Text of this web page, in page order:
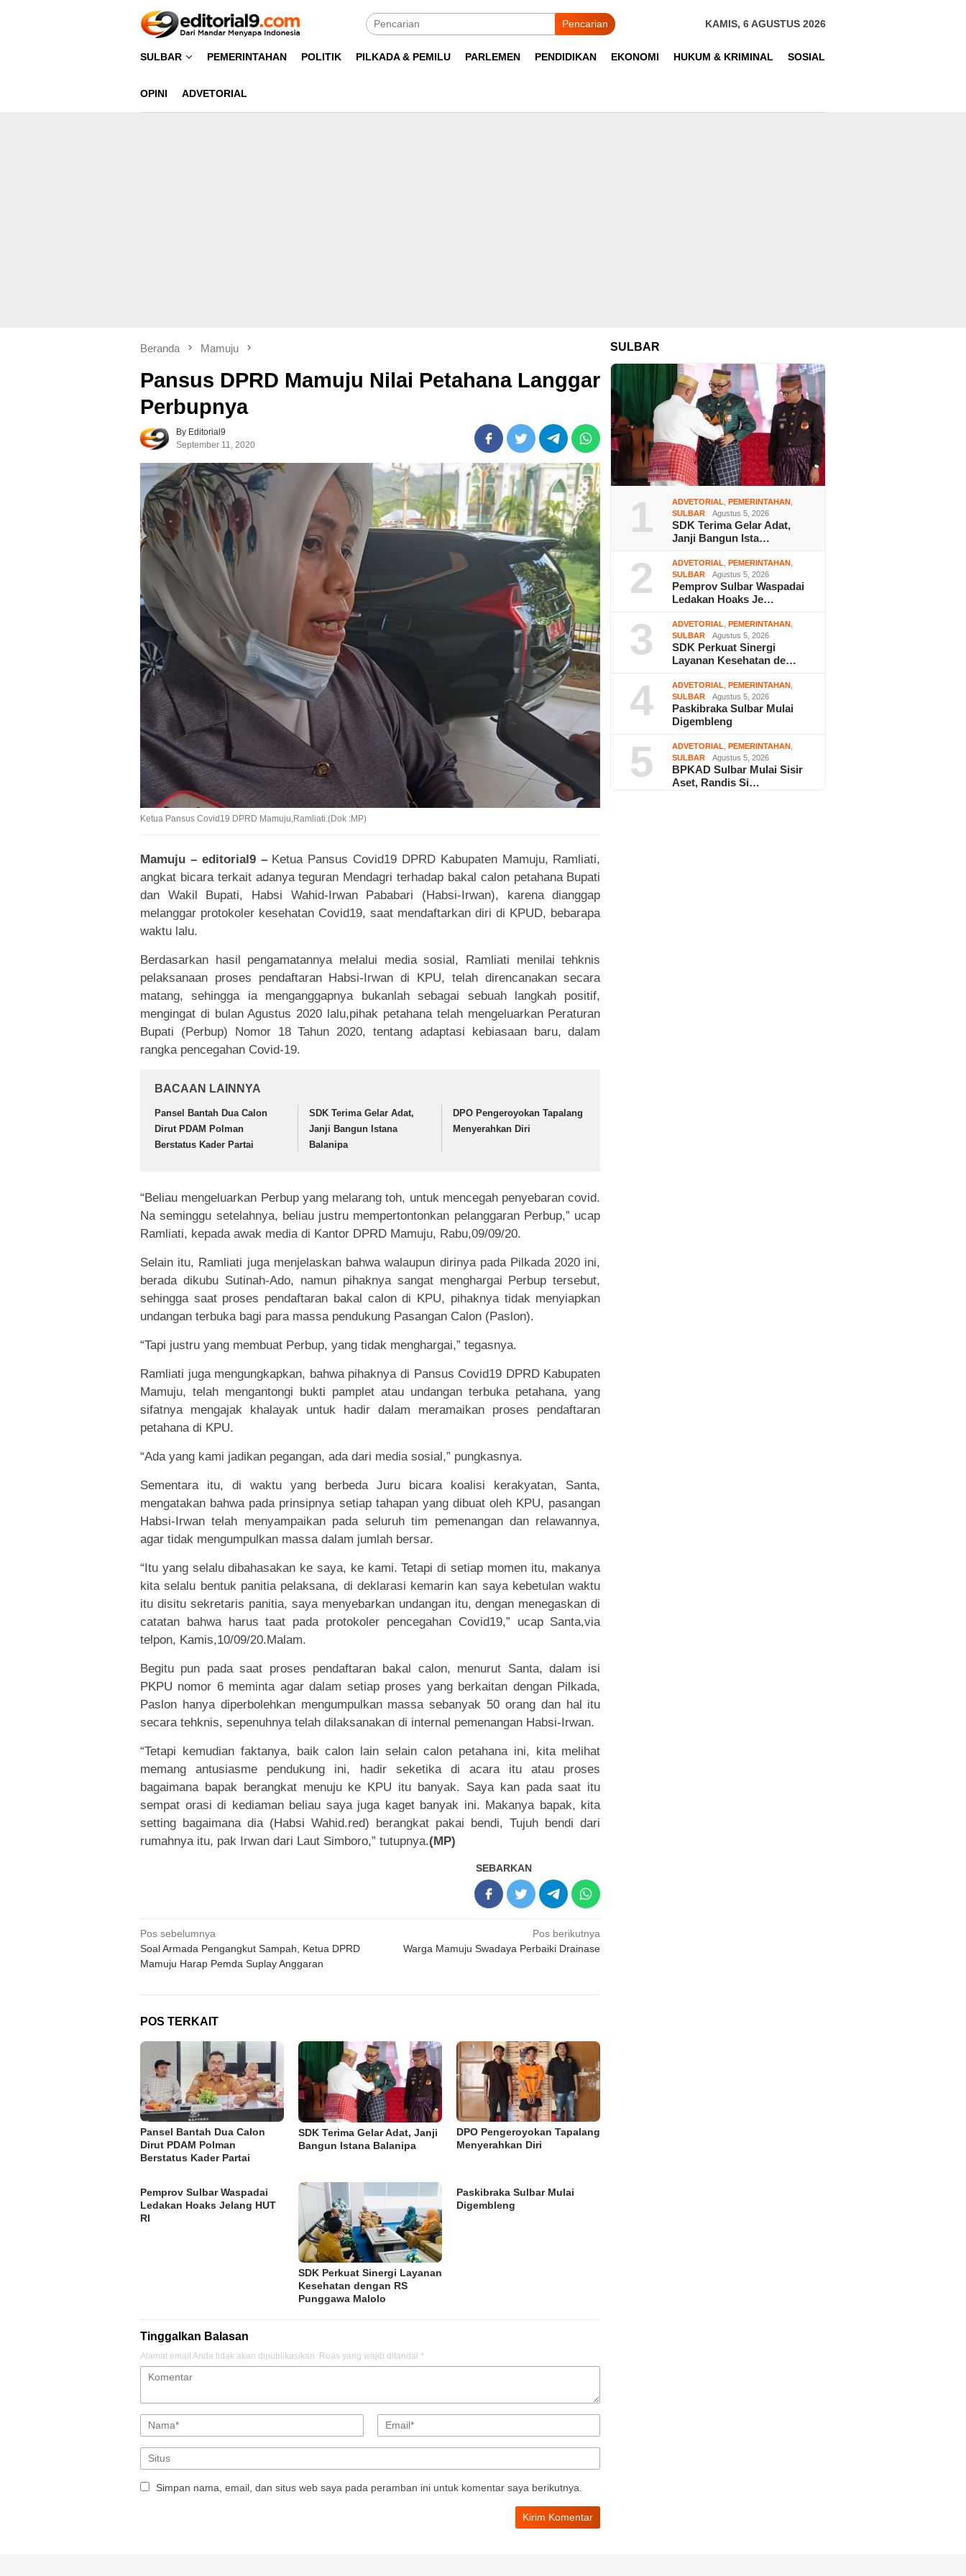
Pencarian KAMIS, 6 AGUSTUS 2026
SULBAR PEMERINTAHAN POLITIK PILKADA & PEMILU PARLEMEN PENDIDIKAN EKONOMI HUKUM & KRIMINAL SOSIAL
OPINI ADVETORIAL
Beranda Mamuju
Pansus DPRD Mamuju Nilai Petahana Langgar
Perbupnya
By Editorial9
September 11, 2020
Ketua Pansus Covid19 DPRD Mamuju,Ramliati.(Dok :MP)
Mamuju – editorial9 –Ketua Pansus Covid19 DPRD Kabupaten Mamuju, Ramliati,
angkat bicara terkait adanya teguran Mendagri terhadap bakal calon petahana Bupati
dan Wakil Bupati, Habsi Wahid-Irwan Pababari (Habsi-Irwan), karena dianggap
melanggar protokoler kesehatan Covid19, saat mendaftarkan diri di KPUD, bebarapa
waktu lalu.
Berdasarkan hasil pengamatannya melalui media sosial, Ramliati menilai tehknis
pelaksanaan proses pendaftaran Habsi-Irwan di KPU, telah direncanakan secara
matang, sehingga ia menganggapnya bukanlah sebagai sebuah langkah positif,
mengingat di bulan Agustus 2020 lalu,pihak petahana telah mengeluarkan Peraturan
Bupati (Perbup) Nomor 18 Tahun 2020, tentang adaptasi kebiasaan baru, dalam
rangka pencegahan Covid-19.
BACAAN LAINNYA
Pansel Bantah Dua Calon
Dirut PDAM Polman
Berstatus Kader Partai
SDK Terima Gelar Adat,
Janji Bangun Istana
Balanipa
DPO Pengeroyokan Tapalang
Menyerahkan Diri
“Beliau mengeluarkan Perbup yang melarang toh, untuk mencegah penyebaran covid.
Na seminggu setelahnya, beliau justru mempertontonkan pelanggaran Perbup,” ucap
Ramliati, kepada awak media di Kantor DPRD Mamuju, Rabu,09/09/20.
Selain itu, Ramliati juga menjelaskan bahwa walaupun dirinya pada Pilkada 2020 ini,
berada dikubu Sutinah-Ado, namun pihaknya sangat menghargai Perbup tersebut,
sehingga saat proses pendaftaran bakal calon di KPU, pihaknya tidak menyiapkan
undangan terbuka bagi para massa pendukung Pasangan Calon (Paslon).
“Tapi justru yang membuat Perbup, yang tidak menghargai,” tegasnya.
Ramliati juga mengungkapkan, bahwa pihaknya di Pansus Covid19 DPRD Kabupaten
Mamuju, telah mengantongi bukti pamplet atau undangan terbuka petahana, yang
sifatnya mengajak khalayak untuk hadir dalam meramaikan proses pendaftaran
petahana di KPU.
“Ada yang kami jadikan pegangan, ada dari media sosial,” pungkasnya.
Sementara itu, di waktu yang berbeda Juru bicara koalisi kerakyatan, Santa,
mengatakan bahwa pada prinsipnya setiap tahapan yang dibuat oleh KPU, pasangan
Habsi-Irwan telah menyampaikan pada seluruh tim pemenangan dan relawannya,
agar tidak mengumpulkan massa dalam jumlah bersar.
“Itu yang selalu dibahasakan ke saya, ke kami. Tetapi di setiap momen itu, makanya
kita selalu bentuk panitia pelaksana, di deklarasi kemarin kan saya kebetulan waktu
itu disitu sekretaris panitia, saya menyebarkan undangan itu, dengan menegaskan di
catatan bahwa harus taat pada protokoler pencegahan Covid19,” ucap Santa,via
telpon, Kamis,10/09/20.Malam.
Begitu pun pada saat proses pendaftaran bakal calon, menurut Santa, dalam isi
PKPU nomor 6 meminta agar dalam setiap proses yang berkaitan dengan Pilkada,
Paslon hanya diperbolehkan mengumpulkan massa sebanyak 50 orang dan hal itu
secara tehknis, sepenuhnya telah dilaksanakan di internal pemenangan Habsi-Irwan.
“Tetapi kemudian faktanya, baik calon lain selain calon petahana ini, kita melihat
memang antusiasme pendukung ini, hadir seketika di acara itu atau proses
bagaimana bapak berangkat menuju ke KPU itu banyak. Saya kan pada saat itu
sempat orasi di kediaman beliau saya juga kaget banyak ini. Makanya bapak, kita
setting bagaimana dia (Habsi Wahid.red) berangkat pakai bendi, Tujuh bendi dari
rumahnya itu, pak Irwan dari Laut Simboro,” tutupnya.(MP)
SEBARKAN
Navigasi
pos
Pos sebelumnya
Soal Armada Pengangkut Sampah, Ketua DPRD
Mamuju Harap Pemda Suplay Anggaran
Pos berikutnya
Warga Mamuju Swadaya Perbaiki Drainase
POS TERKAIT
Pansel Bantah Dua Calon
Dirut PDAM Polman
Berstatus Kader Partai
SDK Terima Gelar Adat, Janji
Bangun Istana Balanipa
DPO Pengeroyokan Tapalang
Menyerahkan Diri
Pemprov Sulbar Waspadai
Ledakan Hoaks Jelang HUT
RI
SDK Perkuat Sinergi Layanan
Kesehatan dengan RS
Punggawa Malolo
Paskibraka Sulbar Mulai
Digembleng
Tinggalkan Balasan
Alamat email Anda tidak akan dipublikasikan. Ruas yang wajib ditandai *
Simpan nama, email, dan situs web saya pada peramban ini untuk komentar saya berikutnya.
SULBAR
1 ADVETORIAL ,PEMERINTAHAN
SULBAR
Agustus 5, 2026
SDK Terima Gelar Adat,
Janji Bangun Ista…
2 ADVETORIAL ,PEMERINTAHAN
SULBAR
Agustus 5, 2026
Pemprov Sulbar Waspadai
Ledakan Hoaks Je…
3 ADVETORIAL ,PEMERINTAHAN
SULBAR
Agustus 5, 2026
SDK Perkuat Sinergi
Layanan Kesehatan de…
4 ADVETORIAL ,PEMERINTAHAN
SULBAR
Agustus 5, 2026
Paskibraka Sulbar Mulai
Digembleng
5 ADVETORIAL ,PEMERINTAHAN
SULBAR
Agustus 5, 2026
BPKAD Sulbar Mulai Sisir
Aset, Randis Si…